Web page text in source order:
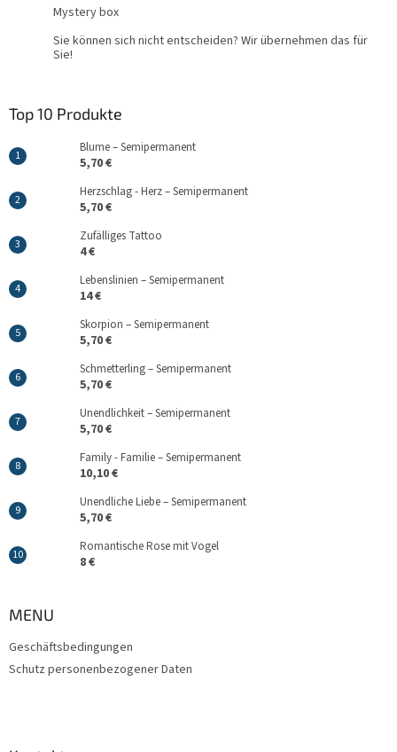
Mystery box
Sie können sich nicht entscheiden? Wir übernehmen das für
Sie!
Top 10 Produkte
Blume – Semipermanent
5,70 €
Herzschlag - Herz – Semipermanent
5,70 €
Zufälliges Tattoo
4 €
Lebenslinien – Semipermanent
14 €
Skorpion – Semipermanent
5,70 €
Schmetterling – Semipermanent
5,70 €
Unendlichkeit – Semipermanent
5,70 €
Family - Familie – Semipermanent
10,10 €
Unendliche Liebe – Semipermanent
5,70 €
Romantische Rose mit Vogel
8 €
MENU
Geschäftsbedingungen
Schutz personenbezogener Daten